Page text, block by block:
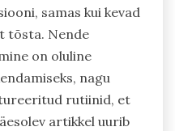
samas kui kevad
tõsta. Nende
on oluline
nagu
rutiinid, et
artikkel uurib